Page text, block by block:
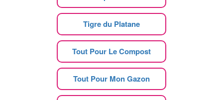
Tigre du Platane
Tout Pour Le Compost
Tout Pour Mon Gazon